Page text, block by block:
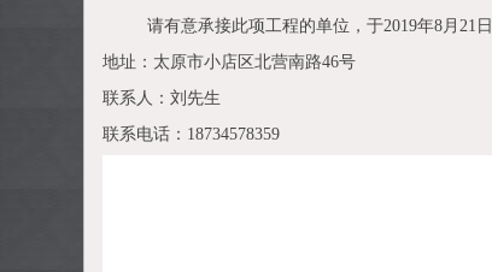
请有意承接此项工程的单位，于2019年8月 21 日
地址：太原市小店区北营南路46号
联系人：刘先生
联系电话： 18734578359